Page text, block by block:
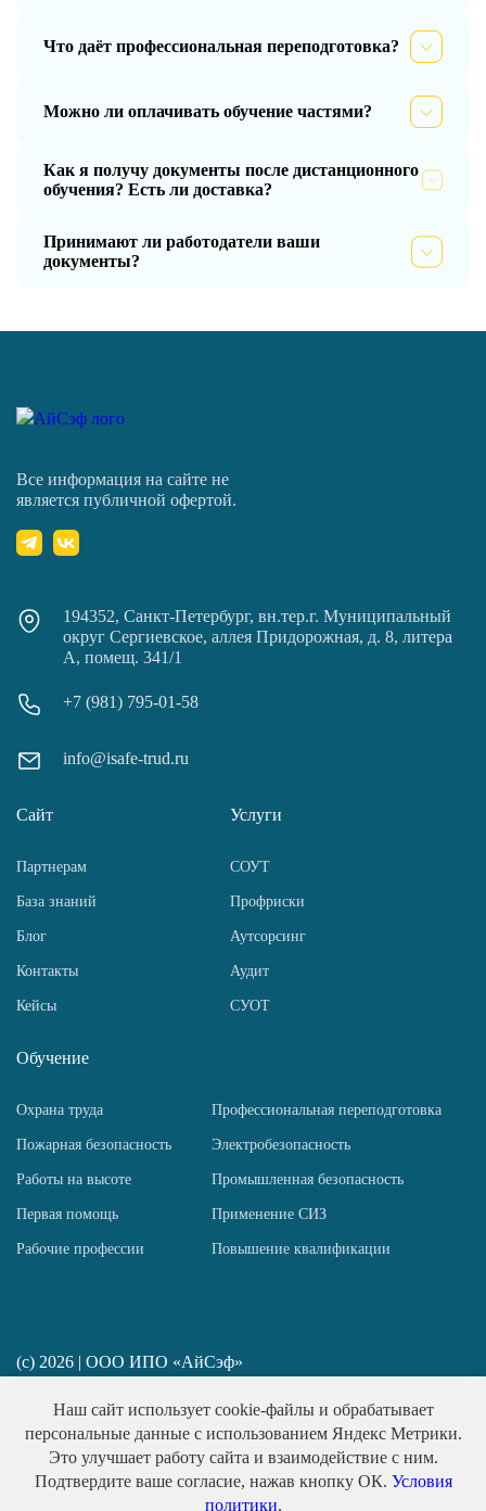
Что даёт профессиональная переподготовка?
Можно ли оплачивать обучение частями?
Как я получу документы после дистанционного
обучения? Есть ли доставка?
Принимают ли работодатели ваши
документы?
Все информация на сайте не
является публичной офертой.
194352, Санкт-Петербург, вн.тер.г. Муниципальный
округ Сергиевское, аллея Придорожная, д. 8, литера
А, помещ. 341/1
+7 (981) 795-01-58
info@isafe-trud.ru
Сайт
Партнерам
База знаний
Блог
Контакты
Кейсы
Услуги
СОУТ
Профриски
Аутсорсинг
Аудит
СУОТ
Обучение
Охрана труда Профессиональная переподготовка
Пожарная безопасность Электробезопасность
Работы на высоте Промышленная безопасность
Первая помощь Применение СИЗ
Рабочие профессии Повышение квалификации
(c) 2026 | ООО ИПО «АйСэф»
Политика конфиденциальности
Публичная оферта
Обработка персональных данных
Наш сайт использует cookie-файлы и обрабатывает
персональные данные с использованием Яндекс Метрики.
Это улучшает работу сайта и взаимодействие с ним.
Подтвердите ваше согласие, нажав кнопку ОК. Условия
политики.